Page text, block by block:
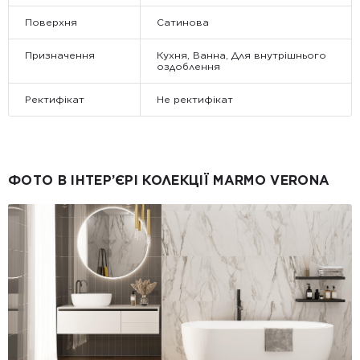
Поверхня Сатинова
Призначення
Кухня, Ванна, Для внутрішнього
оздоблення
Ректифікат Не ректифікат
ФОТО В ІНТЕР’ЄРІ КОЛЕКЦІЇ MARMO VERONA